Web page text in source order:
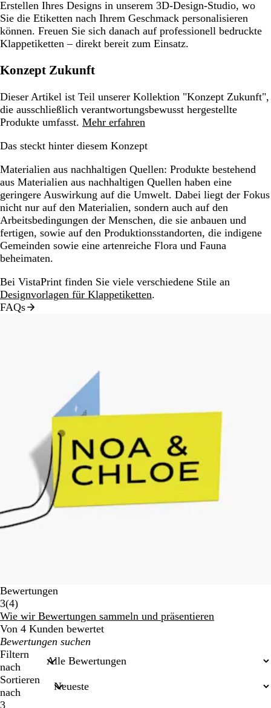
Erstellen Ihres Designs in unserem 3D-Design-Studio, wo
Sie die Etiketten nach Ihrem Geschmack personalisieren
können. Freuen Sie sich danach auf professionell bedruckte
Klappetiketten – direkt bereit zum Einsatz.
Konzept Zukunft
Dieser Artikel ist Teil unserer Kollektion "Konzept Zukunft",
die ausschließlich verantwortungsbewusst hergestellte
Produkte umfasst. Mehr erfahren
Das steckt hinter diesem Konzept
Materialien aus nachhaltigen Quellen: Produkte bestehend
aus Materialien aus nachhaltigen Quellen haben eine
geringere Auswirkung auf die Umwelt. Dabei liegt der Fokus
nicht nur auf den Materialien, sondern auch auf den
Arbeitsbedingungen der Menschen, die sie anbauen und
fertigen, sowie auf den Produktionsstandorten, die indigene
Gemeinden sowie eine artenreiche Flora und Fauna
beheimaten.
Bei VistaPrint finden Sie viele verschiedene Stile an
Designvorlagen für Klappetiketten.
FAQs
Bewertungen
3(44
Bewertungen
)
Wie wir Bewertungen sammeln und präsentieren
Von 4 Kunden bewertet
Meine
Sucheingaben
Filtern
nach
Sortieren
nach
3